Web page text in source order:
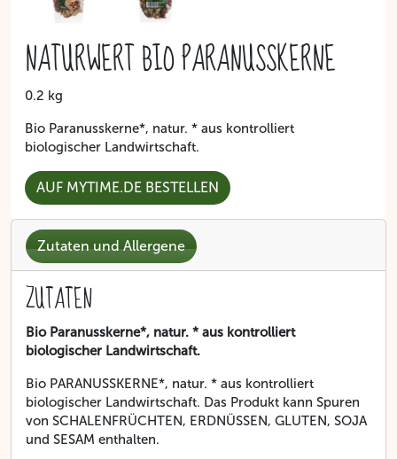
NATURWERT BIO PARANUSSKERNE
0.2 kg
Bio Paranusskerne*, natur. * aus kontrolliert
biologischer Landwirtschaft.
AUF MYTIME.DE BESTELLEN
Zutaten und Allergene
ZUTATEN
Bio Paranusskerne*, natur. * aus kontrolliert
biologischer Landwirtschaft.
Bio PARANUSSKERNE*, natur. * aus kontrolliert
biologischer Landwirtschaft. Das Produkt kann Spuren
von SCHALENFRÜCHTEN, ERDNÜSSEN, GLUTEN, SOJA
und SESAM enthalten.